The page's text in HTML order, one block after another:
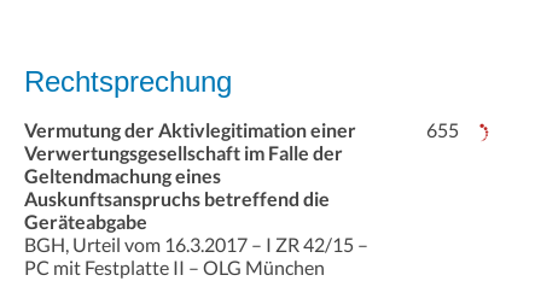
Rechtsprechung
Vermutung der Aktivlegitimation einer
Verwertungsgesellschaft im Falle der
Geltendmachung eines
Auskunftsanspruchs betreffend die
Geräteabgabe
BGH, Urteil vom 16.3.2017 – I ZR 42/15 –
PC mit Festplatte II – OLG München
655